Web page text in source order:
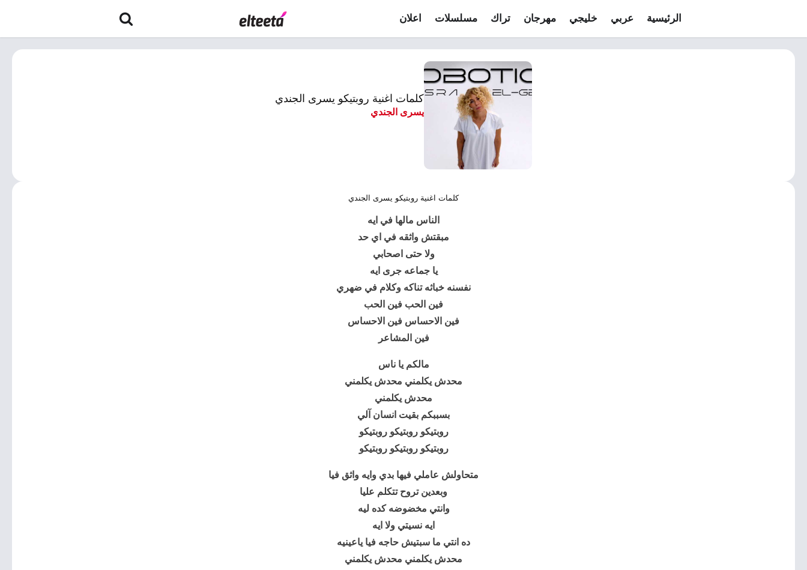
الرئيسية عربي خليجي مهرجان تراك مسلسلات اعلان
كلمات اغنية روبتيكو يسرى الجندي
يسرى الجندي
كلمات اغنية روبتيكو يسرى الجندي
الناس مالها في ايه
مبقتش واثقه في اي حد
ولا حتى اصحابي
يا جماعه جرى ايه
نفسنه خباثه تناكه وكلام في ضهري
فين الحب فين الحب
فين الاحساس فين الاحساس
فين المشاعر
مالكم يا ناس
محدش يكلمني محدش يكلمني
محدش يكلمني
بسببكم بقيت انسان آلي
روبتيكو روبتيكو روبتيكو
روبتيكو روبتيكو روبتيكو
متحاولش عاملي فيها بدي وايه واثق فيا
وبعدين تروح تتكلم عليا
وانتي مخضوضه كده ليه
ايه نسيتي ولا ايه
ده انتي ما سبتيش حاجه فيا ياعينيه
محدش يكلمني محدش يكلمني